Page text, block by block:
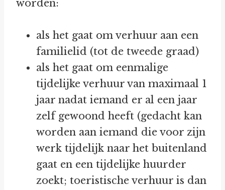
worden:
als het gaat om verhuur aan een
familielid (tot de tweede graad)
als het gaat om eenmalige
tijdelijke verhuur van maximaal 1
jaar nadat iemand er al een jaar
zelf gewoond heeft (gedacht kan
worden aan iemand die voor zijn
werk tijdelijk naar het buitenland
gaat en een tijdelijke huurder
zoekt; toeristische verhuur is dan